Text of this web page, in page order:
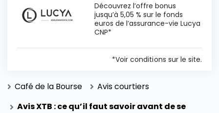
Découvrez l’offre bonus
jusqu’à 5,05 % sur le fonds
euros de l’assurance-vie Lucya
CNP*
*Voir conditions sur le site.
Café de la Bourse
Avis courtiers
Avis XTB : ce qu’il faut savoir avant de se